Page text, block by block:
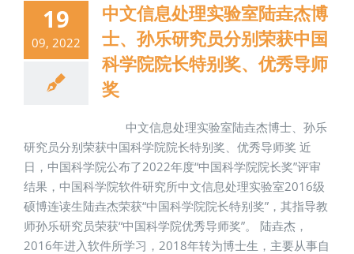
19
09, 2022
中文信息处理实验室陆垚杰博
士、孙乐研究员分别荣获中国
科学院院长特别奖、优秀导师
奖
中文信息处理实验室陆垚杰博士、孙乐
研究员分别荣获中国科学院院长特别奖、优秀导师奖 近
日，中国科学院公布了2022年度“中国科学院院长奖”评审
结果，中国科学院软件研究所中文信息处理实验室2016级
硕博连读生陆垚杰荣获“中国科学院院长特别奖”，其指导教
师孙乐研究员荣获“中国科学院优秀导师奖”。 陆垚杰，
2016年进入软件所学习，2018年转为博士生，主要从事自